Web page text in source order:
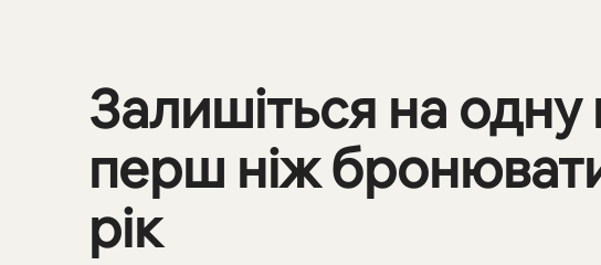
Залишіться на одну
перш ніж
рік